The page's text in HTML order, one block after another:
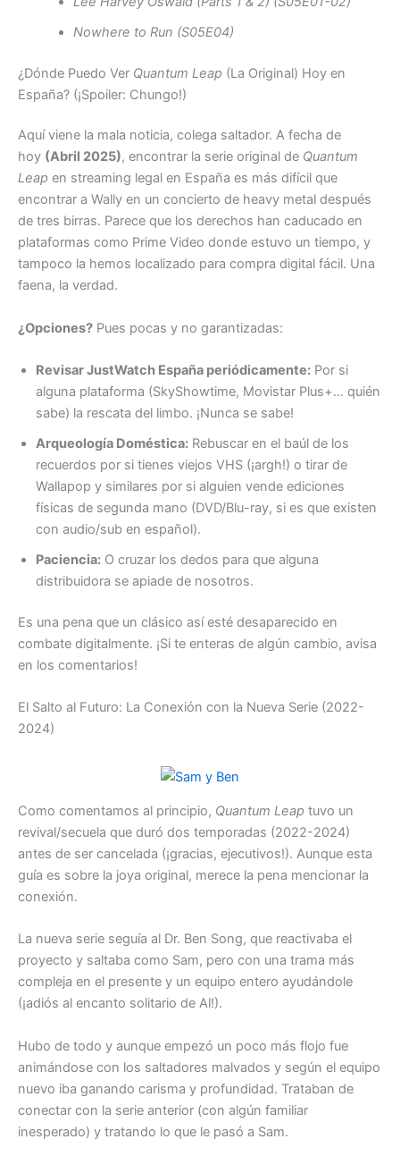
Nowhere to Run (S05E04)
¿Dónde Puedo Ver Quantum Leap (La Original) Hoy en
España? (¡Spoiler: Chungo!)
Aquí viene la mala noticia, colega saltador. A fecha de
hoy (Abril 2025), encontrar la serie original de Quantum
Leap en streaming legal en España es más difícil que
encontrar a Wally en un concierto de heavy metal después
de tres birras. Parece que los derechos han caducado en
plataformas como Prime Video donde estuvo un tiempo, y
tampoco la hemos localizado para compra digital fácil. Una
faena, la verdad.
¿Opciones? Pues pocas y no garantizadas:
Revisar JustWatch España periódicamente: Por si
alguna plataforma (SkyShowtime, Movistar Plus+… quién
sabe) la rescata del limbo. ¡Nunca se sabe!
Arqueología Doméstica: Rebuscar en el baúl de los
recuerdos por si tienes viejos VHS (¡argh!) o tirar de
Wallapop y similares por si alguien vende ediciones
físicas de segunda mano (DVD/Blu-ray, si es que existen
con audio/sub en español).
Paciencia: O cruzar los dedos para que alguna
distribuidora se apiade de nosotros.
Es una pena que un clásico así esté desaparecido en
combate digitalmente. ¡Si te enteras de algún cambio, avisa
en los comentarios!
El Salto al Futuro: La Conexión con la Nueva Serie (2022-
2024)
Como comentamos al principio, Quantum Leap tuvo un
revival/secuela que duró dos temporadas (2022-2024)
antes de ser cancelada (¡gracias, ejecutivos!). Aunque esta
guía es sobre la joya original, merece la pena mencionar la
conexión.
La nueva serie seguía al Dr. Ben Song, que reactivaba el
proyecto y saltaba como Sam, pero con una trama más
compleja en el presente y un equipo entero ayudándole
(¡adiós al encanto solitario de Al!).
Hubo de todo y aunque empezó un poco más flojo fue
animándose con los saltadores malvados y según el equipo
nuevo iba ganando carisma y profundidad. Trataban de
conectar con la serie anterior (con algún familiar
inesperado) y tratando lo que le pasó a Sam.